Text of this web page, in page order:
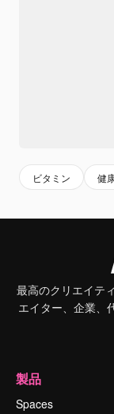
ビタミン 健
最高のクリエイテ
エイター、企業、
製品
Spaces